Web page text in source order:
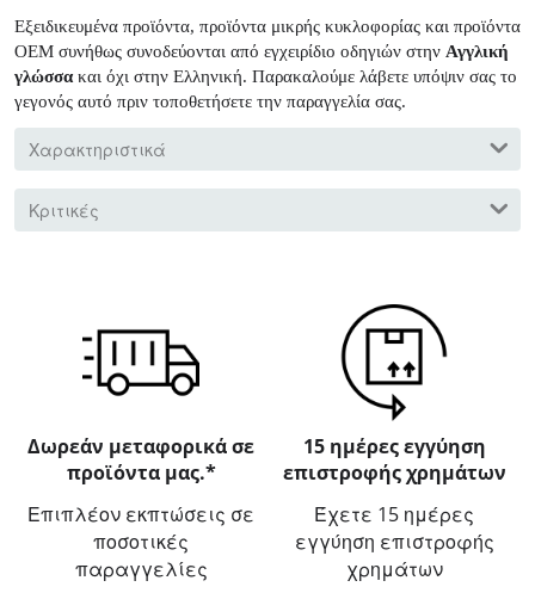
Εξειδικευμένα προϊόντα, προϊόντα μικρής κυκλοφορίας και προϊόντα
OEM συνήθως συνοδεύονται από εγχειρίδιο οδηγιών στην Αγγλική
γλώσσακαι όχι στην Ελληνική. Παρακαλούμε λάβετε υπόψιν σας το
γεγονός αυτό πριν τοποθετήσετε την παραγγελία σας.
Χαρακτηριστικά
Κριτικές
Δωρεάν μεταφορικά σε
προϊόντα μας.*
Επιπλέον εκπτώσεις σε
ποσοτικές
παραγγελίες
15 ημέρες εγγύηση
επιστροφής χρημάτων
Έχετε 15 ημέρες
εγγύηση επιστροφής
χρημάτων